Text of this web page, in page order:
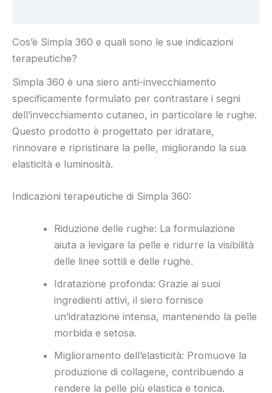
Cos’è Simpla 360 e quali sono le sue indicazioni
terapeutiche?
Simpla 360 è una siero anti-invecchiamento
specificamente formulato per contrastare i segni
dell’invecchiamento cutaneo, in particolare le rughe.
Questo prodotto è progettato per idratare,
rinnovare e ripristinare la pelle, migliorando la sua
elasticità e luminosità.
Indicazioni terapeutiche di Simpla 360:
Riduzione delle rughe: La formulazione
aiuta a levigare la pelle e ridurre la visibilità
delle linee sottili e delle rughe.
Idratazione profonda: Grazie ai suoi
ingredienti attivi, il siero fornisce
un’idratazione intensa, mantenendo la pelle
morbida e setosa.
Miglioramento dell’elasticità: Promuove la
produzione di collagene, contribuendo a
rendere la pelle più elastica e tonica.